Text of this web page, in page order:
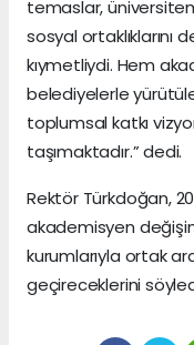
temaslar,
sosyal ortaklıklarını
kıymetliydi. Hem
belediyelerle
toplumsal katkı
taşımaktadır.” dedi.
Rektör Türkdoğan,
akademisyen
kurumlarıyla ortak
geçireceklerini